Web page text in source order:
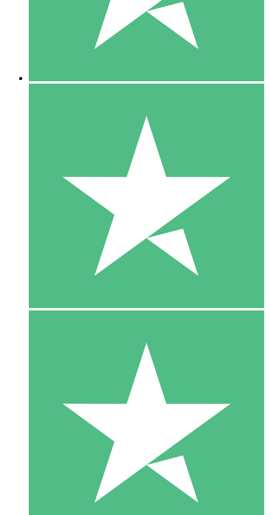
10 00
10 Téléchargements
20 00